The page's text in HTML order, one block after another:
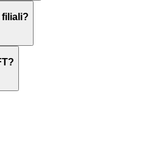
Interbank Financial
ed è una sequenza di
filiali?
utilizzano lo stesso
codice SWIFT, è necessario
SWIFT esistente ma
sbagliato, contatta